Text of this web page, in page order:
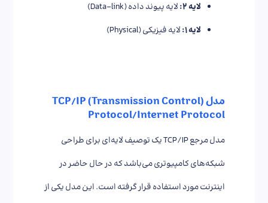
لایه ۲:
لایه پیوند داده (Data-link)
لایه ۱: لایه فیزیکی (Physical)
مدل (TCP/IP (Transmission Control
Protocol/Internet Protocol
مدل مرجع TCP/IP یک توصیف لایه‌ای برای طراحی
شبکه‌های کامپیوتری می‌باشد که در حال حاضر در
اینترنت مورد استفاده قرار گرفته است. این مدل یکی از